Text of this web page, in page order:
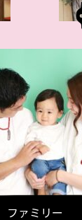
ファミリー